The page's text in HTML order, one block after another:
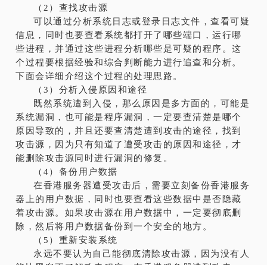
（2）查找攻击源
可以通过分析系统日志或登录日志文件，查看可疑
信息，同时也要查看系统都打开了哪些端口，运行哪
些进程，并通过这些进程分析哪些是可疑的程序。这
个过程要根据经验和综合判断能力进行追查和分析。
下面会详细介绍这个过程的处理思路。
（3）分析入侵原因和途径
既然系统遭到入侵，那么原因是多方面的，可能是
系统漏洞，也可能是程序漏洞，一定要查清楚是哪个
原因导致的，并且还要查清楚遭到攻击的途径，找到
攻击源，因为只有知道了遭受攻击的原因和途径，才
能删除攻击源同时进行漏洞的修复。
（4）备份用户数据
在香港服务器遭受攻击后，需要立刻备份香港服务
器上的用户数据，同时也要查看这些数据中是否隐藏
着攻击源。如果攻击源在用户数据中，一定要彻底删
除，然后将用户数据备份到一个安全的地方。
（5）重新安装系统
永远不要认为自己能彻底清除攻击源，因为没有人